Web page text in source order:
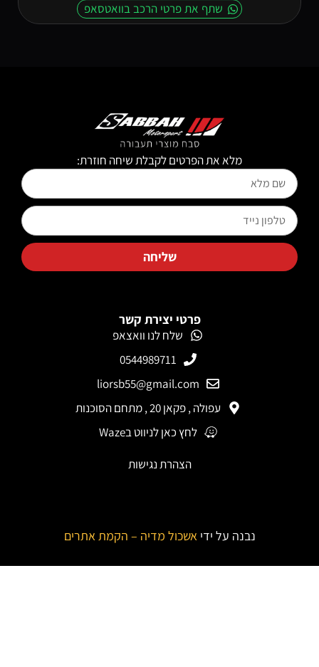
שתף את פרטי הרכב בוואטסאפ
פרטי יצירת קשר
שלח לנו וואצאפ
0544989711
liorsb55@gmail.com
עפולה , פקאן 20 , מתחם הסוכנות
לחץ כאן לניווט בWaze
הצהרת נגישות
מלא את הפרטים לקבלת שיחה חוזרת:
שליחה
נבנה על ידיאשכול מדיה – הקמת אתרים